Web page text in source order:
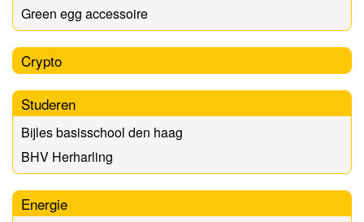
Green egg accessoire
Crypto
Studeren
Bijles basisschool den haag
BHV Herharling
Energie